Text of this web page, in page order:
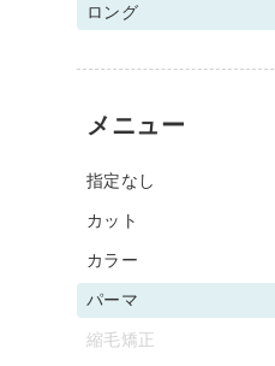
ロング
メニュー
指定なし
カット
カラー
パーマ
縮毛矯正